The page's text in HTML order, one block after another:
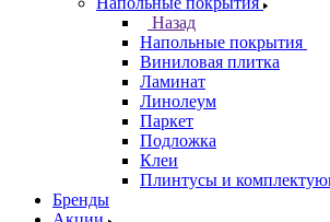
Назад
Напольные покрытия
Виниловая плитка
Ламинат
Линолеум
Паркет
Подложка
Клеи
Плинтусы и
Бренды